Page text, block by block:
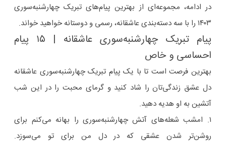
در ادامه، مجموعه‌ای از بهترین پیام‌های تبریک چهارشنبه‌سوری
۱۴۰۳ را با سه دسته‌بندی عاشقانه، رسمی و دوستانه خواهید خواند.
پیام تبریک چهارشنبه‌سوری عاشقانه | ۱۵ پیام
احساسی و خاص
بهترین فرصت است تا با یک پیام تبریک چهارشنبه‌سوری عاشقانه
دل عشق زندگی‌تان را شاد کنید و گرمای محبت را در این شب
آتشین به او هدیه دهید.
۱. امشب شعله‌های آتش چهارشنبه‌سوری را بهانه می‌کنم برای
روشن‌تر شدن عشقی که در دل من برای تو می‌سوزد.